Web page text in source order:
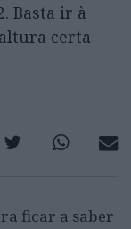
Basta ir à
certa
ficar a saber